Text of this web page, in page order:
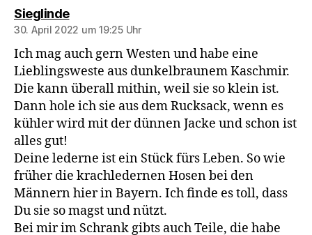
Sieglindesagt:
30. April 2022 um 19:25 Uhr
Ich mag auch gern Westen und habe eine
Lieblingsweste aus dunkelbraunem Kaschmir.
Die kann überall mithin, weil sie so klein ist.
Dann hole ich sie aus dem Rucksack, wenn es
kühler wird mit der dünnen Jacke und schon ist
alles gut!
Deine lederne ist ein Stück fürs Leben. So wie
früher die krachledernen Hosen bei den
Männern hier in Bayern. Ich finde es toll, dass
Du sie so magst und nützt.
Bei mir im Schrank gibts auch Teile, die habe